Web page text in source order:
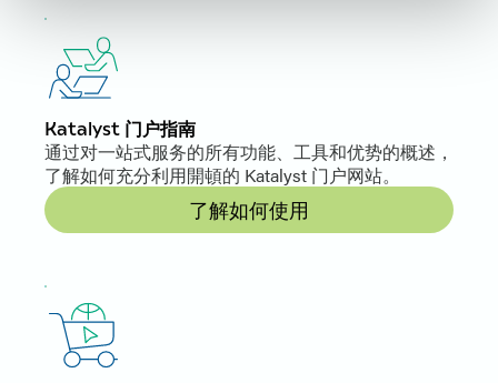
Katalyst 门户指南
通过对一站式服务的所有功能、工具和优势的概述，
了解如何充分利用開頓的 Katalyst 门户网站。
了解如何使用